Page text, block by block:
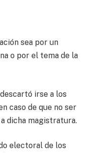
sea por un
o por el tema de la
irse a los
caso de que no ser
dicha magistratura.
electoral de los